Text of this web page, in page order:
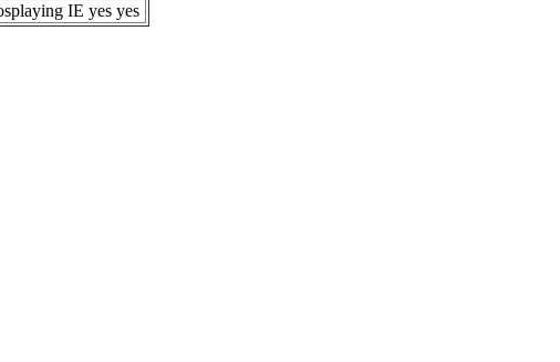
IE yes yes